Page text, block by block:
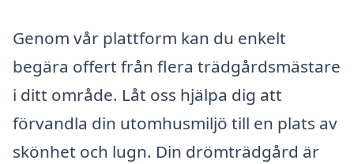
Genom vår plattform kan du enkelt
begära offert från flera trädgårdsmästare
i ditt område. Låt oss hjälpa dig att
förvandla din utomhusmiljö till en plats av
skönhet och lugn. Din drömträdgård är